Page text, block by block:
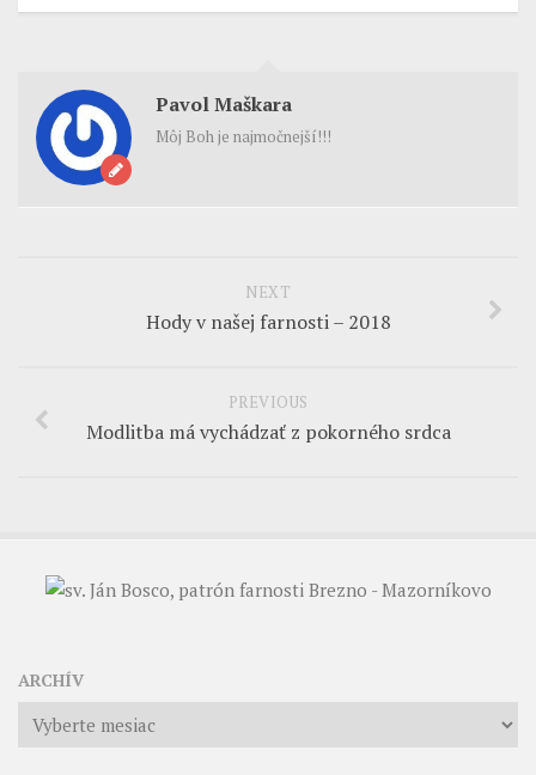
Pavol Maškara
Môj Boh je najmočnejší!!!
NEXT
Hody v našej farnosti – 2018
PREVIOUS
Modlitba má vychádzať z pokorného srdca
ARCHÍV
Archív